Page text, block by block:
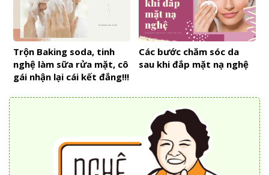
Trộn Baking soda, tinh
nghệ làm sữa rửa mặt, cô
gái nhận lại cái kết đắng!!!
Các bước chăm sóc da
sau khi đắp mặt nạ nghệ